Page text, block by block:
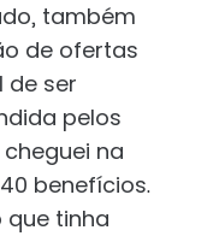
também
de ofertas
de ser
pelos
na
benefícios.
que tinha